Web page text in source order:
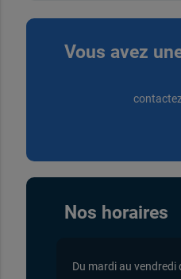
Vous avez
Nos horaires
Du mardi au vendredi